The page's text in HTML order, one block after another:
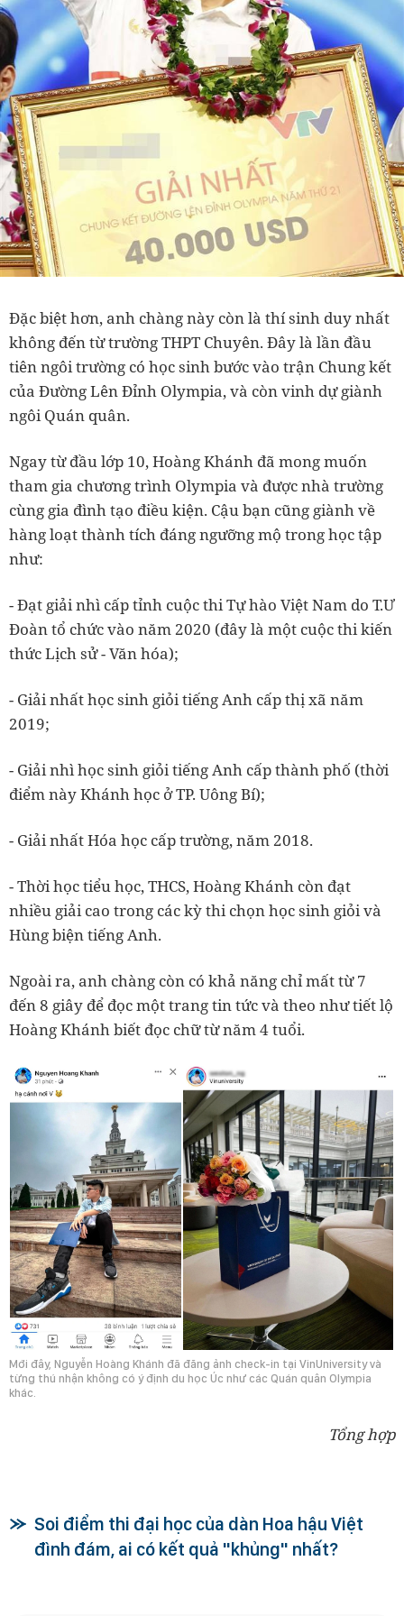
Đặc biệt hơn, anh chàng này còn là thí sinh duy nhất
không đến từ trường THPT Chuyên. Đây là lần đầu
tiên ngôi trường có học sinh bước vào trận Chung kết
của Đường Lên Đỉnh Olympia, và còn vinh dự giành
ngôi Quán quân.
Ngay từ đầu lớp 10, Hoàng Khánh đã mong muốn
tham gia chương trình Olympia và được nhà trường
cùng gia đình tạo điều kiện. Cậu bạn cũng giành về
hàng loạt thành tích đáng ngưỡng mộ trong học tập
như:
- Đạt giải nhì cấp tỉnh cuộc thi Tự hào Việt Nam do T.Ư
Đoàn tổ chức vào năm 2020 (đây là một cuộc thi kiến
thức Lịch sử - Văn hóa);
- Giải nhất học sinh giỏi tiếng Anh cấp thị xã năm
2019;
- Giải nhì học sinh giỏi tiếng Anh cấp thành phố (thời
điểm này Khánh học ở TP. Uông Bí);
- Giải nhất Hóa học cấp trường, năm 2018.
- Thời học tiểu học, THCS, Hoàng Khánh còn đạt
nhiều giải cao trong các kỳ thi chọn học sinh giỏi và
Hùng biện tiếng Anh.
Ngoài ra, anh chàng còn có khả năng chỉ mất từ 7
đến 8 giây để đọc một trang tin tức và theo như tiết lộ
Hoàng Khánh biết đọc chữ từ năm 4 tuổi.
Mới đây, Nguyễn Hoàng Khánh đã đăng ảnh check-in tại VinUniversity và
từng thú nhận không có ý định du học Úc như các Quán quân Olympia
khác.
Tổng hợp
Soi điểm thi đại học của dàn Hoa hậu Việt
đình đám, ai có kết quả "khủng" nhất?